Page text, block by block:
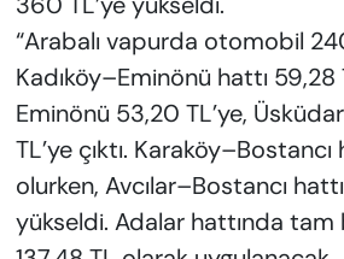
“Arabalı vapurda otomobil
Kadıköy–Eminönü hattı 59,28
Eminönü 53,20 TL’ye,
TL’ye çıktı.
olurken, Avcılar–Bostancı
yükseldi. Adalar hattında